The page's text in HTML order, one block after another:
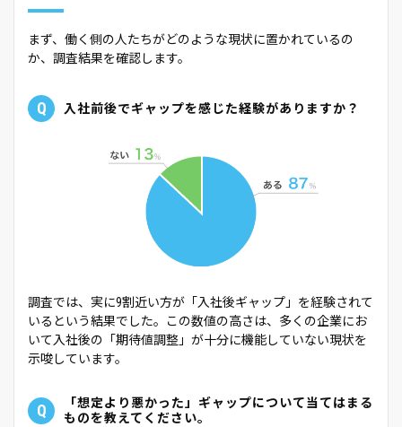
まず、働く側の人たちがどのような現状に置かれているの
か、調査結果を確認します。
Q 入社前後でギャップを感じた経験がありますか？
調査では、実に9割近い方が「入社後ギャップ」を経験されて
いるという結果でした。この数値の高さは、多くの企業にお
いて入社後の「期待値調整」が十分に機能していない現状を
示唆しています。
Q
「想定より悪かった」ギャップについて当てはまる
ものを教えてください。